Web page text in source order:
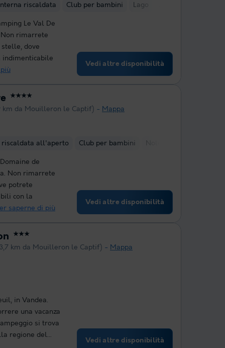
riscaldata Club per bambini Lago
Le Val De
Non rimarrete
dove
indimenticabile
Vedi altre disponibilità
★★★★
km da Mouilleron le Captif)
Mappa
riscaldata all'aperto Club per bambini
de
Non rimarrete
potrete
con la
saperne di più
Vedi altre disponibilità
★★★
km da Mouilleron le Captif)
Mappa
in Vandea.
una vacanza
si trova
regione del...
Vedi altre disponibilità